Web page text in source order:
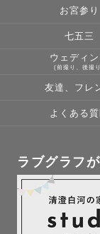
お宮参り
七五三
ウェディ
(前撮り、後撮
友達、フレ
よくある質
ラブグラフ